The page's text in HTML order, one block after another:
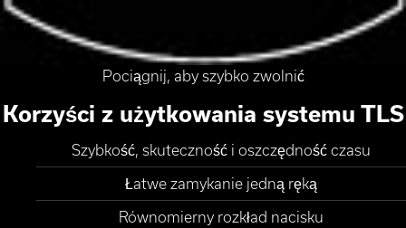
Pociągnij, aby szybko zwolnić
Korzyści z użytkowania systemu TLS
Szybkość, skuteczność i oszczędność czasu
Łatwe zamykanie jedną ręką
Równomierny rozkład nacisku